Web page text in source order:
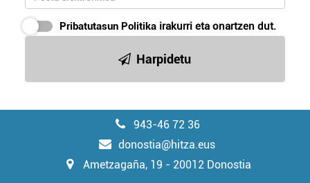
Pribatutasun Politika irakurri eta onartzen dut.
Harpidetu
943-46 72 36
donostia@hitza.eus
Ametzagaña, 19 - 20012 Donostia